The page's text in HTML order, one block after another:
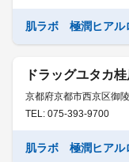
肌ラボ 極潤ヒアル
ドラッグユタカ
京都府京都市西京区御
TEL: 075-393-9700
肌ラボ 極潤ヒアル